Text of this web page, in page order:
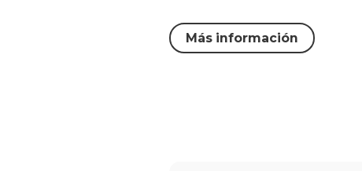
Más información